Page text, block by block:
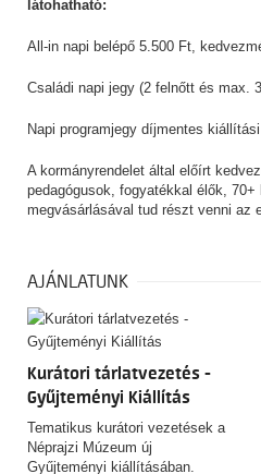
látohatható:
All-in napi belépő 5.500 Ft,
Családi napi jegy (2 felnőtt és max.
Napi programjegy díjmentes
A kormányrendelet által előírt
pedagógusok, fogyatékkal élők,
megvásárlásával tud részt venni az
AJÁNLATUNK
Kurátori tárlatvezetés -
Gyűjteményi Kiállítás
Tematikus kurátori vezetések a
Néprajzi Múzeum új
Gyűjteményi kiállításában.